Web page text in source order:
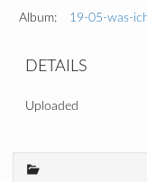
Album: 19-05-was-
DETAILS
Uploaded